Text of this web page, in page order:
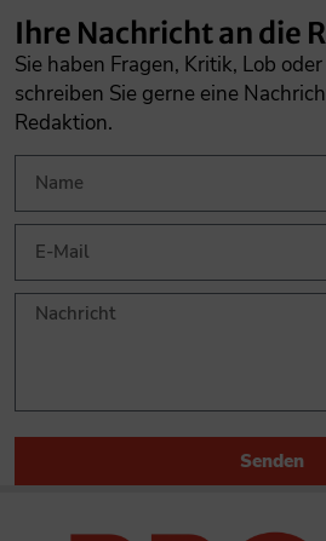
Ihre Nachricht an die
Sie haben Fragen, Kritik, Lob
schreiben Sie gerne eine
Redaktion.
Senden